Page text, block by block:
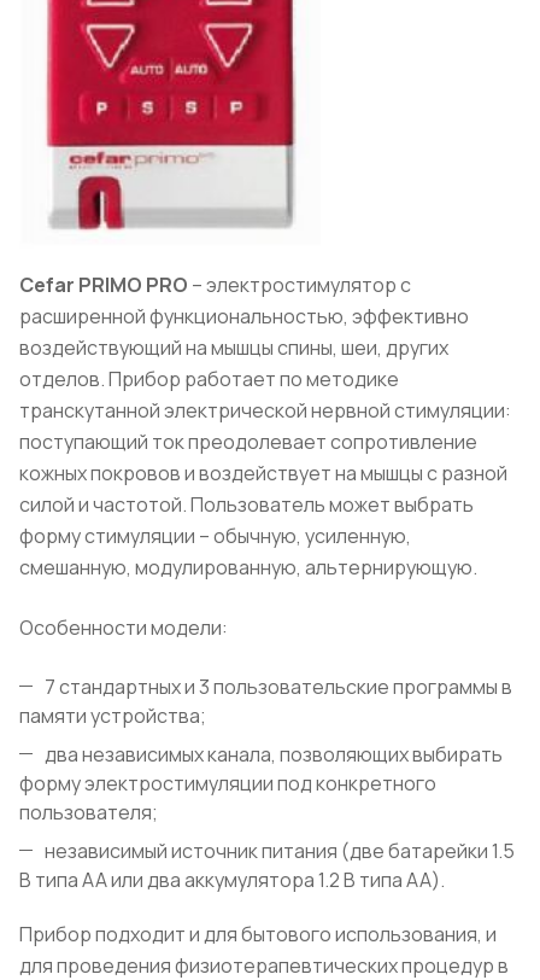
Cefar PRIMO PRO – электростимулятор с
расширенной функциональностью, эффективно
воздействующий на мышцы спины, шеи, других
отделов. Прибор работает по методике
транскутанной электрической нервной стимуляции:
поступающий ток преодолевает сопротивление
кожных покровов и воздействует на мышцы с разной
силой и частотой. Пользователь может выбрать
форму стимуляции – обычную, усиленную,
смешанную, модулированную, альтернирующую.
Особенности модели:
7 стандартных и 3 пользовательские программы в
памяти устройства;
два независимых канала, позволяющих выбирать
форму электростимуляции под конкретного
пользователя;
независимый источник питания (две батарейки 1.5
В типа АА или два аккумулятора 1.2 В типа АА).
Прибор подходит и для бытового использования, и
для проведения физиотерапевтических процедур в